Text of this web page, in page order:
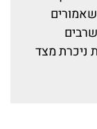
ניכרת מצד